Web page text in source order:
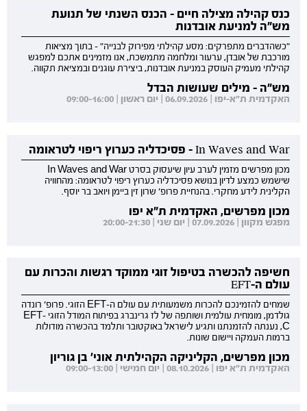
כנס קהילה מצילה חיים - הכנס השנתי של תנועת
מש"ה למניעת אובדנות
"כשהדברים מתפרקים: מסע קהילתי מפירוק לבנייה" - בתוך מציאות
מורכבת של אובדן, ערעור ומלחמה מתמשכת, אנו מזמינים אתכם למפגש
קהילתי מעמיק העוסק במניעת אובדנות, ביצירת עוגנים ובמציאת תקווה.
מש"ה - מילים שעושות הבדל
האקדמית ת"א-יפו | 06.09.2026 | יום ראשון | 09:00-16:00
In Waves and War - פסיכדליה כערוץ ריפוי לטראומה
מכון מפרשים מזמין לערב עיון שיעסוק בסרט In Waves and War
שישמש כמצע לדיון בנושא פסיכדליה כערוץ ריפוי לטראומה: מהחוויה
הקלינית לידע מחקרי. בהנחיית פרופ' שרון זין ביימן ויואב בר יוסף.
מכון מפרשים, האקדמית ת"א יפו
מפגש מקוון | 07.09.2026 | יום שני | 20:00-21:30
חשיפה להכשרה בטיפול זוגי ממוקד רגשות והכרות עם
עולם ה-EFT
שמחים להזמינכם להכרות משמעותית עם עולם ה-EFT הזוגי. פרופ' רונדה
גולדמן, מומחית עולמית ושותפה של לז גרינברג בפיתוח המודל הזוגי EFT-
C, נענתה להזמנתנו ותגיע לישראל באוקטובר ותלמד בהכשרה מודולות
ברמות העמקה ויישום שונות.
מכון מפרשים, הקליניקה הקהילתית אוני' בן גוריון
האקדמית ת"א יפו | 08.10.2026 | יום חמישי | 09:00-13:00